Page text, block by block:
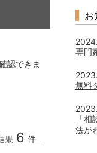
認できま
果 6 件
お
専門
無料
「
法が